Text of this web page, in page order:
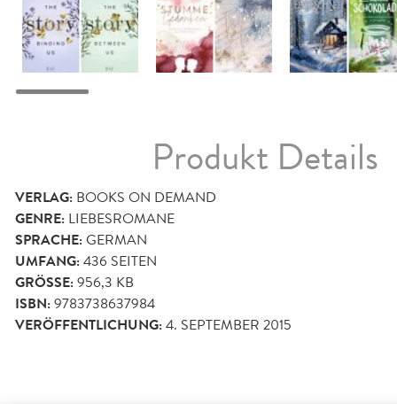
Produkt Details
VERLAG: BOOKS ON DEMAND
GENRE: LIEBESROMANE
SPRACHE:GERMAN
UMFANG:436 SEITEN
GRÖSSE: 956,3 KB
ISBN:9783738637984
VERÖFFENTLICHUNG:4. SEPTEMBER 2015